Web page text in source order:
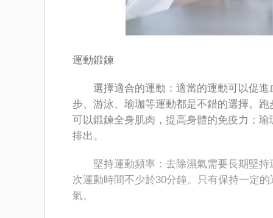
運動鍛鍊
選擇適合的運動：適當的運動可以促進
步、游泳、瑜珈等運動都是不錯的選擇。
可以鍛鍊全身肌肉，提高身體的免疫力；
排出。
堅持運動頻率：去除濕氣需要長期堅持
次運動時間不少於30分鐘。只有保持一定
氣。